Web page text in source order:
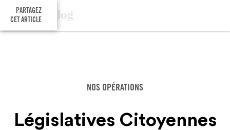
PARTAGEZ
CET ARTICLE
NOS OPÉRATIONS
Législatives Citoyennes